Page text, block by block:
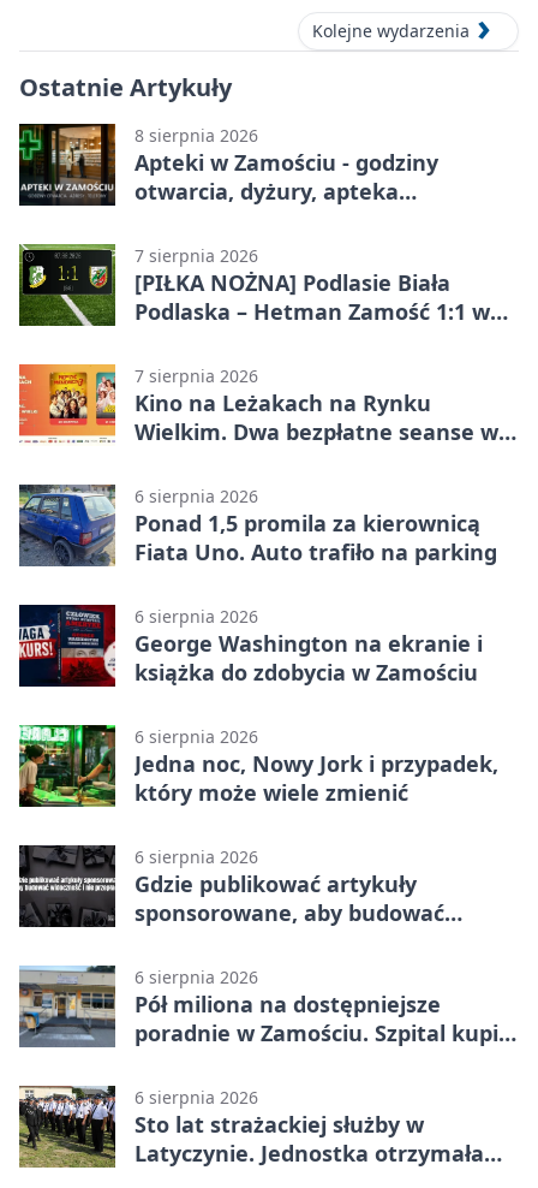
Kolejne wydarzenia
Ostatnie Artykuły
8 sierpnia 2026
Apteki w Zamościu - godziny
otwarcia, dyżury, apteka
7 sierpnia 2026
[PIŁKA NOŻNA] Podlasie Biała
Podlaska – Hetman Zamość 1:1 w
podział punktów po bezbramkowej
pierwszej połowie
7 sierpnia 2026
Kino na Leżakach na Rynku
Wielkim. Dwa bezpłatne seanse w
6 sierpnia 2026
Ponad 1,5 promila za kierownicą
Fiata Uno. Auto trafiło na parking
6 sierpnia 2026
George Washington na ekranie i
książka do zdobycia w Zamościu
6 sierpnia 2026
Jedna noc, Nowy Jork i przypadek,
który może wiele zmienić
6 sierpnia 2026
Gdzie publikować artykuły
sponsorowane, aby budować
6 sierpnia 2026
Pół miliona na dostępniejsze
poradnie w Zamościu. Szpital kupi
6 sierpnia 2026
Sto lat strażackiej służby w
Latyczynie. Jednostka otrzymała